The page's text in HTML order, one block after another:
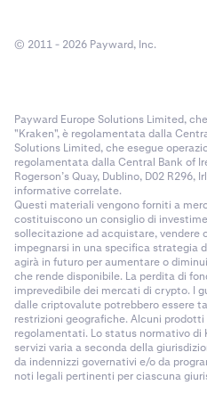
© 2011 - 2026 Payward, Inc.
Payward Europe Solutions Limited,
"Kraken", è regolamentata dalla
Solutions Limited, che esegue
regolamentata dalla Central Bank of
Rogerson’s Quay, Dublino, D02 R296,
informative correlate.
Questi materiali vengono forniti a
costituiscono un consiglio di
sollecitazione ad acquistare, vendere
impegnarsi in una specifica strategia
agirà in futuro per aumentare o
che rende disponibile. La perdita di
imprevedibile dei mercati di crypto. I
dalle criptovalute potrebbero essere
restrizioni geografiche. Alcuni
regolamentati. Lo status normativo di
servizi varia a seconda della
da indennizzi governativi e/o da
noti legali pertinenti per ciascuna